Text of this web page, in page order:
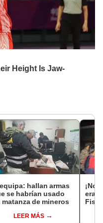
hallan armas
se habrían usado
matanza de mineros
LEER MÁS
¡No
eran